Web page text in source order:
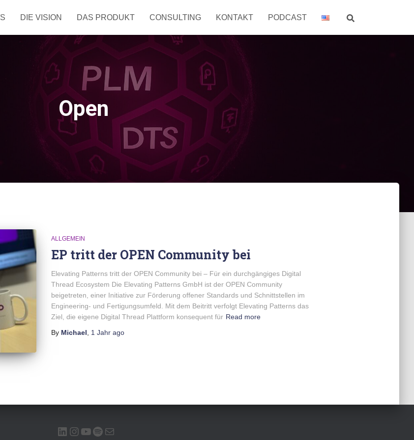
DIE VISION DAS PRODUKT CONSULTING KONTAKT PODCAST
Open
ALLGEMEIN
EP tritt der OPEN Community bei
Elevating Patterns tritt der OPEN Community bei – Für ein durchgängiges Digital
Thread Ecosystem Die Elevating Patterns GmbH ist der OPEN Community
beigetreten, einer Initiative zur Förderung offener Standards und Schnittstellen im
Engineering- und Fertigungsumfeld. Mit dem Beitritt verfolgt Elevating Patterns das
Ziel, die eigene Digital Thread Plattform konsequent für Read more
By Michael 1 Jahrago
LINKEDIN INSTAGRAM YOUTUBE SPOTIFY